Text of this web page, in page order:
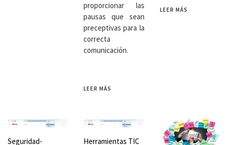
proporcionar las
pausas que sean
preceptivas para la
correcta
comunicación.
LEER MÁS
LEER MÁS
Seguridad-
Herramientas TIC